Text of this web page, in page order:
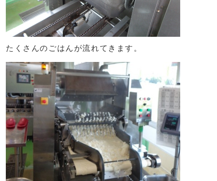
たくさんのごはんが流れてきます。